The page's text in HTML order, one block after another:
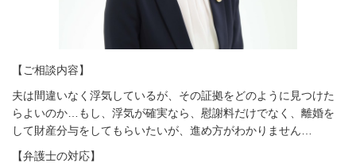
【ご相談内容】
夫は間違いなく浮気しているが、その証拠をどのように見つけた
らよいのか…もし、浮気が確実なら、慰謝料だけでなく、離婚を
して財産分与をしてもらいたいが、進め方がわかりません…
【弁護士の対応】